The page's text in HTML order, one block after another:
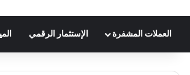
العملات المشفرة الإستثمار الرقمي